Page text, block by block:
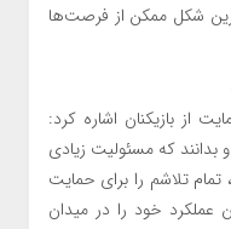
شکل ممکن از فرصت‌ها
از بازیکنان اشاره کرد:
و بدانند که مسئولیت زیادی
تلاشم را برای حمایت
عملکرد خود را در میدان